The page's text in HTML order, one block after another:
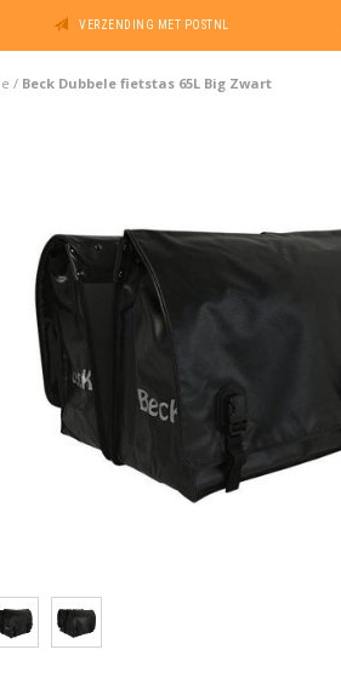
VERZENDING MET POSTNL
/ Beck Dubbele fietstas 65L Big Zwart